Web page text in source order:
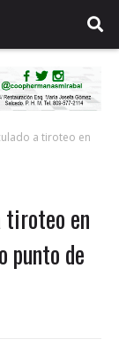
a tiroteo en
tiroteo en
punto de